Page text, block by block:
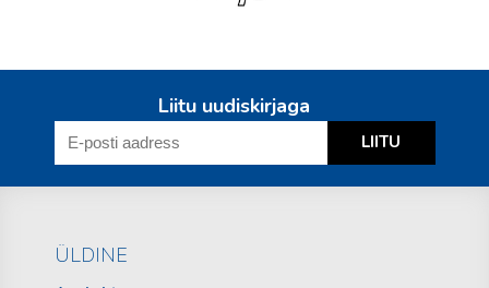
Liitu uudiskirjaga
ÜLDINE